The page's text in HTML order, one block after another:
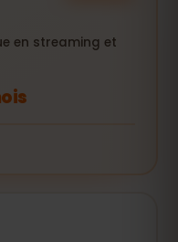
en streaming et